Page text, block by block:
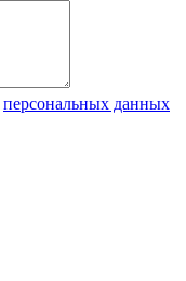
персональных данных